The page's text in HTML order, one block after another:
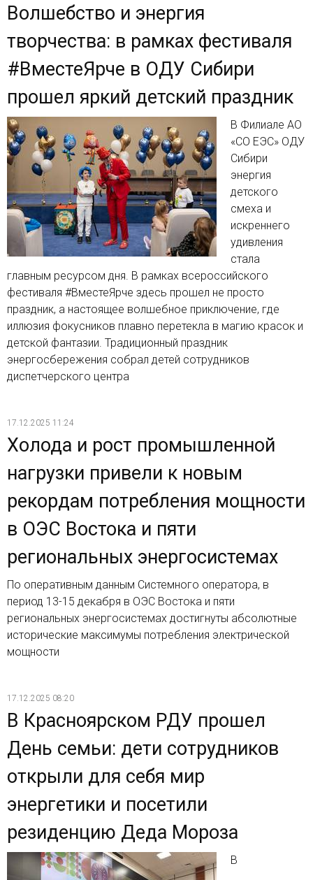
Волшебство и энергия
творчества: в рамках фестиваля
#ВместеЯрче в ОДУ Сибири
прошел яркий детский праздник
В Филиале АО
«СО ЕЭС» ОДУ
Сибири
энергия
детского
смеха и
искреннего
удивления
стала
главным ресурсом дня. В рамках всероссийского
фестиваля #ВместеЯрче здесь прошел не просто
праздник, а настоящее волшебное приключение, где
иллюзия фокусников плавно перетекла в магию красок и
детской фантазии. Традиционный праздник
энергосбережения собрал детей сотрудников
диспетчерского центра
17.12.2025 11:24
Холода и рост промышленной
нагрузки привели к новым
рекордам потребления мощности
в ОЭС Востока и пяти
региональных энергосистемах
По оперативным данным Системного оператора, в
период 13-15 декабря в ОЭС Востока и пяти
региональных энергосистемах достигнуты абсолютные
исторические максимумы потребления электрической
мощности
17.12.2025 08:20
В Красноярском РДУ прошел
День семьи: дети сотрудников
открыли для себя мир
энергетики и посетили
резиденцию Деда Мороза
В